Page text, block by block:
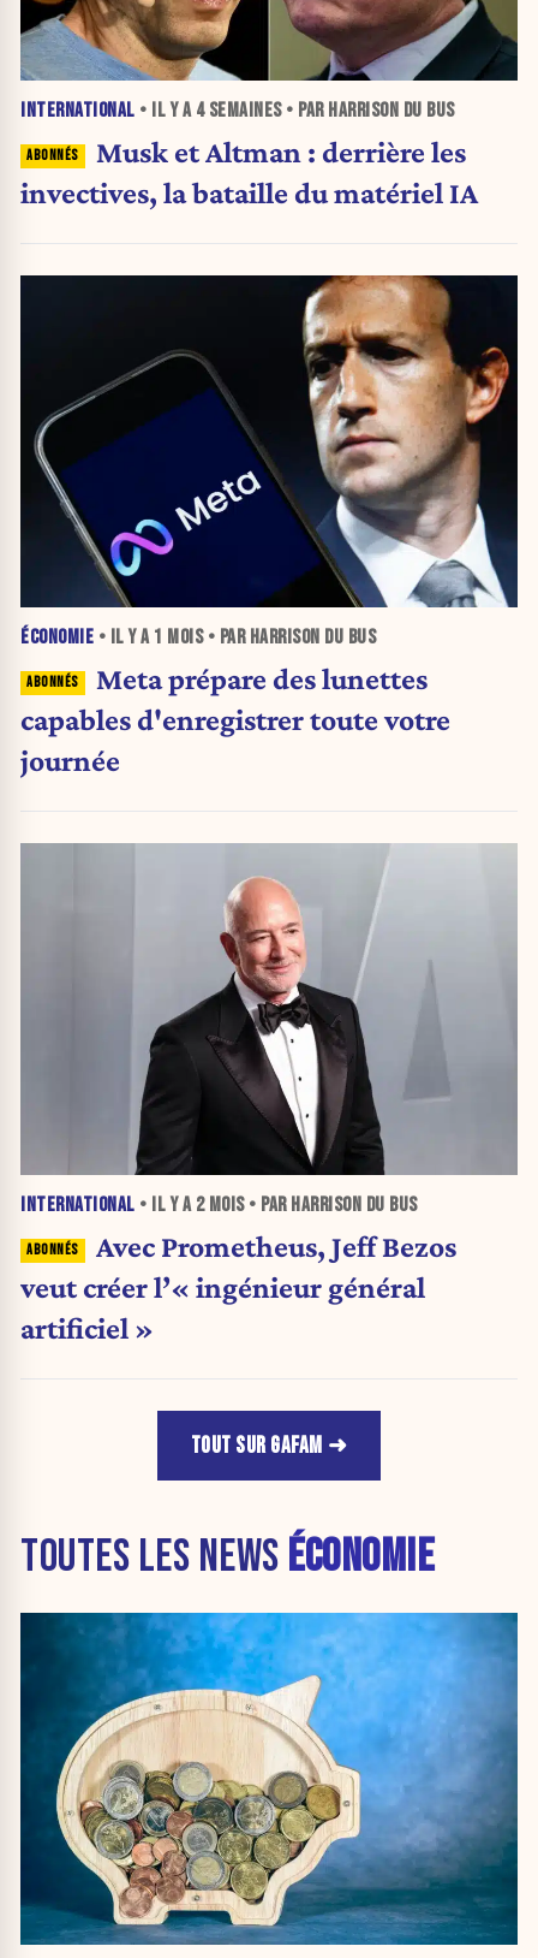
INTERNATIONAL • IL Y A 4 SEMAINES• PAR HARRISON DU BUS
Musk et Altman : derrière les
invectives, la bataille du matériel IA
ÉCONOMIE • IL Y A 1 MOIS• PAR HARRISON DU BUS
Meta prépare des lunettes
capables d'enregistrer toute votre
journée
INTERNATIONAL • IL Y A 2 MOIS• PAR HARRISON DU BUS
Avec Prometheus, Jeff Bezos
veut créer l’« ingénieur général
artificiel »
TOUT SUR GAFAM
TOUTES LES NEWS ÉCONOMIE